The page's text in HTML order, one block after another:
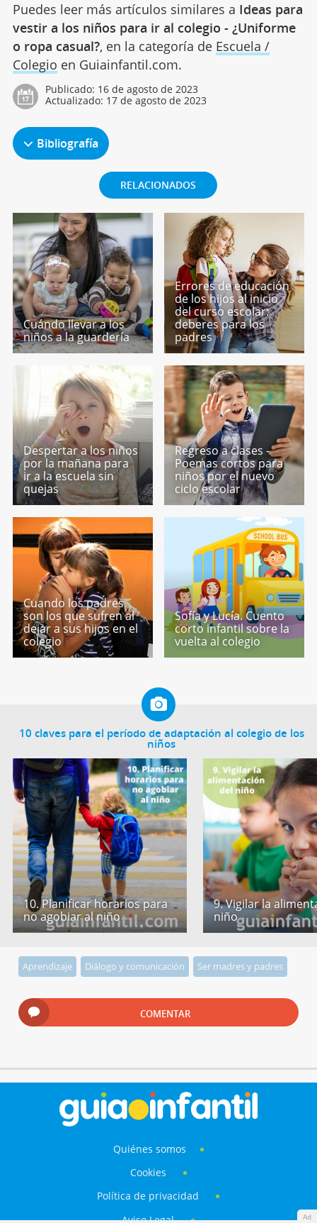
Puedes leer más artículos similares a Ideas para
vestir a los niños para ir al colegio - ¿Uniforme
o ropa casual?, en la categoría de Escuela /
Colegio en Guiainfantil.com.
Publicado: 16 de agosto de 2023
Actualizado: 17 de agosto de 2023
Bibliografía
RELACIONADOS
Cuándo llevar a los
niños a la guardería
Errores de educación
de los hijos al inicio
del curso escolar:
deberes para los
padres
Despertar a los niños
por la mañana para
ir a la escuela sin
quejas
Regreso a clases -
Poemas cortos para
niños por el nuevo
ciclo escolar
Cuando los padres
son los que sufren al
dejar a sus hijos en el
colegio
Sofía y Lucía. Cuento
corto infantil sobre la
vuelta al colegio
10 claves para el período de adaptación al colegio de los
niños
10. Planificar horarios para
no agobiar al niño
9. Vigilar la
niño
Aprendizaje Diálogo y comunicación Ser madres y padres
COMENTAR
Ad
Quiénes somos
Cookies
Política de privacidad
Aviso Legal